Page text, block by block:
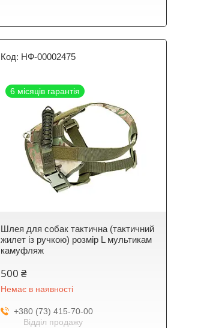
НФ-00002475
6 місяців гарантія
Шлея для собак тактична (тактичний
жилет із ручкою) розмір L мультикам
камуфляж
500 ₴
Немає в наявності
+380 (73) 415-70-00
Відділ продажу